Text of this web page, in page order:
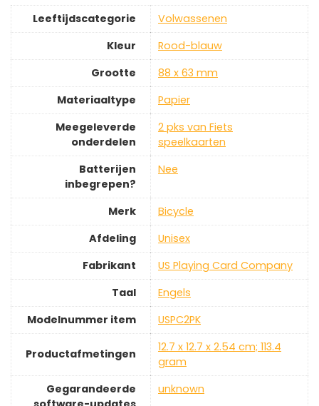
Leeftijdscategorie
‎Volwassenen
Kleur
‎Rood-blauw
Grootte
‎88 x 63 mm
Materiaaltype
‎Papier
Meegeleverde
onderdelen
‎2 pks van Fiets
speelkaarten
Batterijen
inbegrepen?
‎Nee
Merk
‎Bicycle
Afdeling
‎Unisex
Fabrikant
‎US Playing Card Company
Taal
‎Engels
Modelnummer item
‎USPC2PK
Productafmetingen
‎12.7 x 12.7 x 2.54 cm; 113.4
gram
Gegarandeerde
‎unknown